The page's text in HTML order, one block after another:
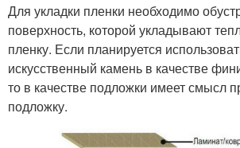
Для укладки пленки необходимо
поверхность, которой укладывают
пленку. Если планируется
искусственный камень в качестве
то в качестве подложки имеет смысл
подложку.